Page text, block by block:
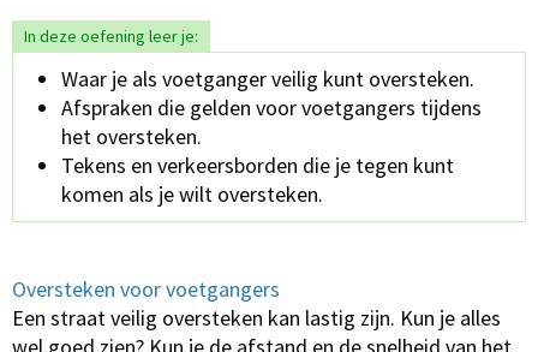
In deze oefening leer je:
Waar je als voetganger veilig kunt oversteken.
Afspraken die gelden voor voetgangers tijdens
het oversteken.
Tekens en verkeersborden die je tegen kunt
komen als je wilt oversteken.
Oversteken voor voetgangers
Een straat veilig oversteken kan lastig zijn. Kun je alles